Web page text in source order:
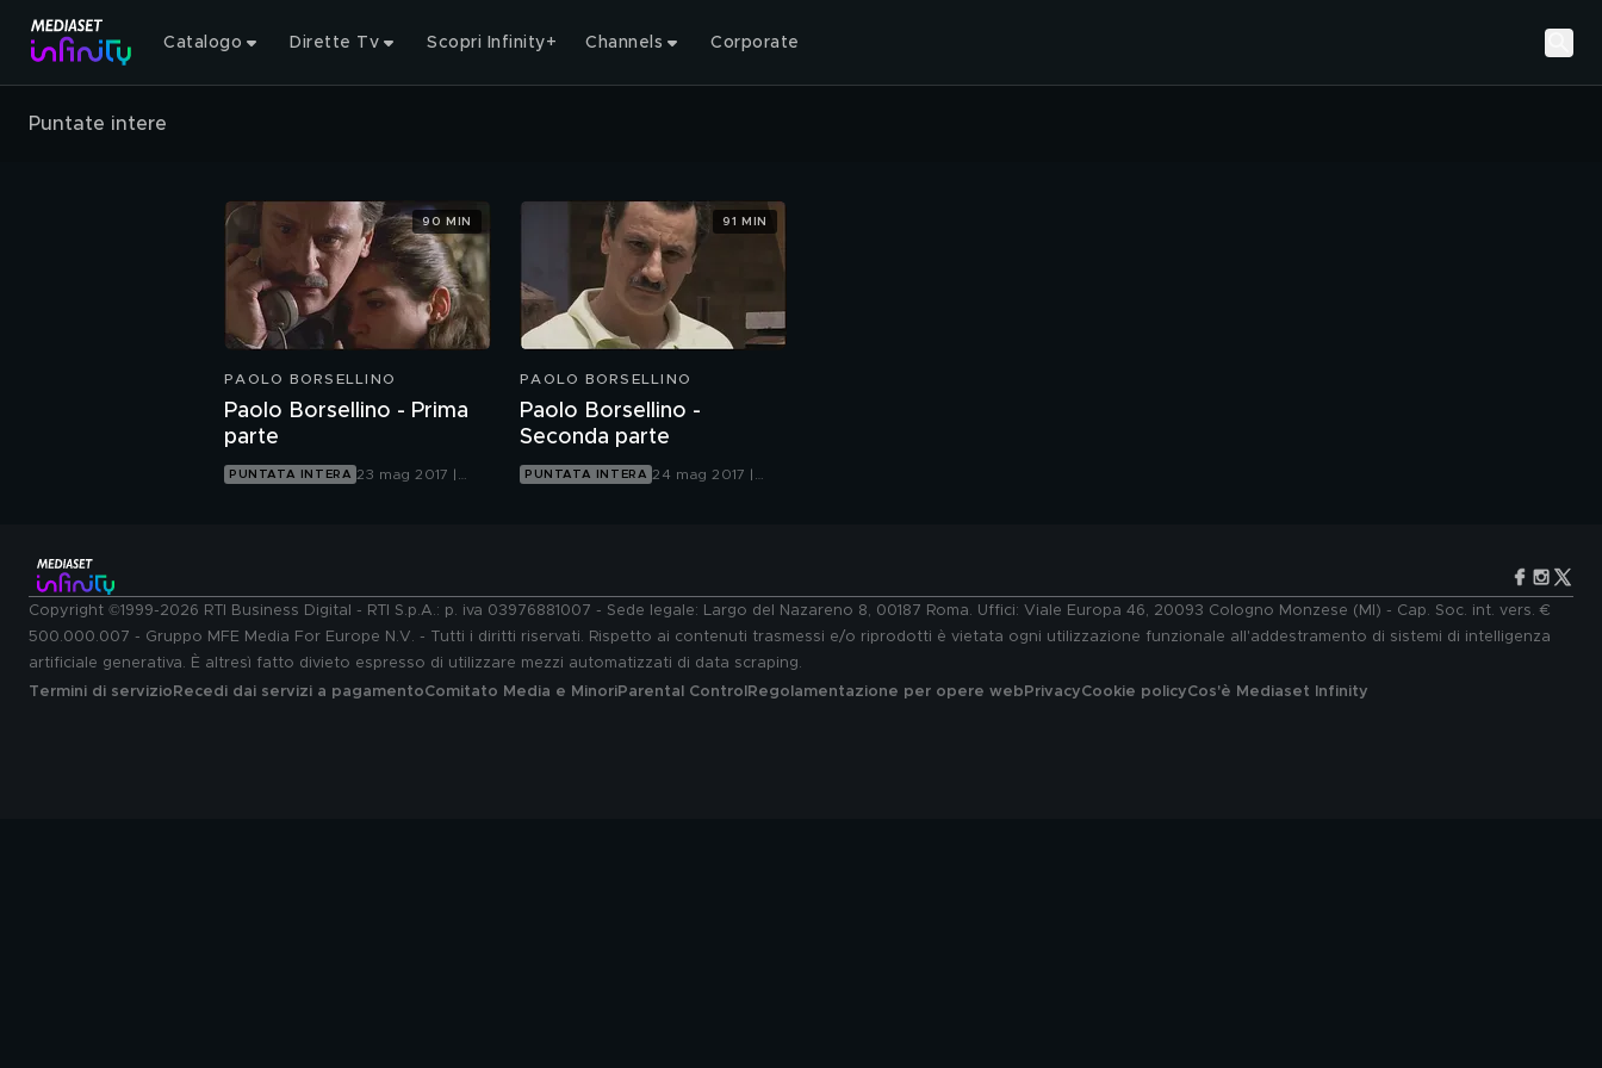
Catalogo Dirette Tv Scopri Infinity+ Channels Corporate
Puntate intere
PAOLO BORSELLINO
Paolo Borsellino - Prima
parte
PUNTATA INTERA 23 mag 2017 |
90 MIN
PAOLO BORSELLINO
Paolo Borsellino -
Seconda parte
PUNTATA INTERA 24 mag 2017 |
91 MIN
Copyright ©1999-2026 RTI Business Digital - RTI S.p.A.: p. iva 03976881007 - Sede legale: Largo del Nazareno 8, 00187 Roma. Uffici: Viale Europa 46, 20093 Cologno Monzese (MI) - Cap. Soc. int. vers. €
500.000.007 - Gruppo MFE Media For Europe N.V. - Tutti i diritti riservati. Rispetto ai contenuti trasmessi e/o riprodotti è vietata ogni utilizzazione funzionale all'addestramento di sistemi di intelligenza
artificiale generativa. È altresì fatto divieto espresso di utilizzare mezzi automatizzati di data scraping.
Termini di servizio Recedi dai servizi a pagamentoComitato Media e MinoriParental Control Regolamentazione per opere web PrivacyCookie policyCos'è Mediaset Infinity